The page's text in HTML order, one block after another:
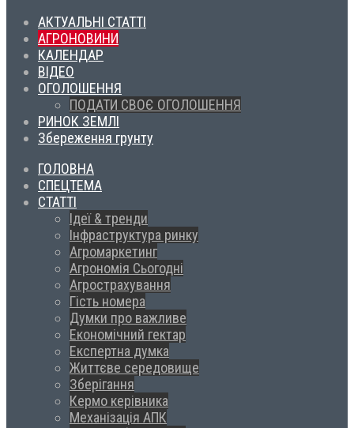
АКТУАЛЬНІ СТАТТІ
АГРОНОВИНИ
КАЛЕНДАР
ВІДЕО
ОГОЛОШЕННЯ
ПОДАТИ СВОЄ ОГОЛОШЕННЯ
РИНОК ЗЕМЛІ
Збереження грунту
ГОЛОВНА
СПЕЦТЕМА
СТАТТІ
Ідеї & тренди
Інфраструктура ринку
Агромаркетинг
Агрономія Сьогодні
Агрострахування
Гість номера
Думки про важливе
Економічний гектар
Експертна думка
Життєве середовище
Зберігання
Кермо керівника
Механізація АПК